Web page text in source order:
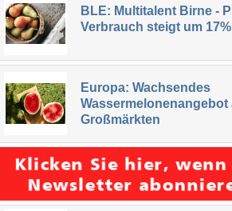
BLE: Multitalent Birne -
Verbrauch steigt um 17%
Europa: Wachsendes
Wassermelonenangebot
Großmärkten